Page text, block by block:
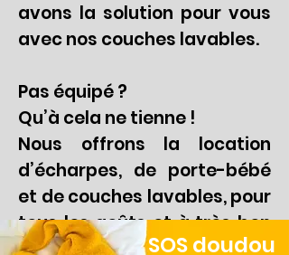
avons la solution pour vous
avec nos couches lavables.
Pas équipé ?
Qu’à cela ne tienne !
Nous offrons la location
d’écharpes, de porte-bébé
et de couches lavables, pour
tous les goûts et à très bon
prix.
SOS doudou